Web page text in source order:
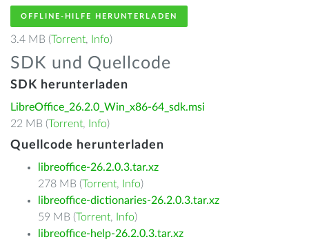
OFFLINE-HILFE HERUNTERLADEN
3.4 MB (Torrent, Info)
SDK und Quellcode
SDK herunterladen
LibreOffice_26.2.0_Win_x86-64_sdk.msi
22 MB (Torrent, Info)
Quellcode herunterladen
libreoffice-26.2.0.3.tar.xz
278 MB (Torrent, Info)
libreoffice-dictionaries-26.2.0.3.tar.xz
59 MB (Torrent, Info)
libreoffice-help-26.2.0.3.tar.xz